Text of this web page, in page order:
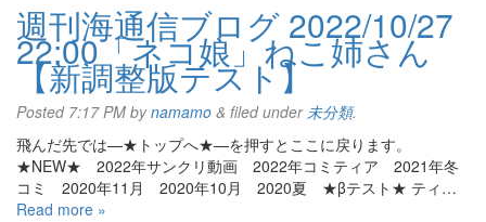
週刊海通信ブログ 2022/10/27
22:00「ネコ娘」ねこ姉さん
【新調整版テスト】
Posted 7:17 PM bynamamo & filed under未分類.
飛んだ先では—★トップへ★—を押すとここに戻ります。
★NEW★ 2022年サンクリ動画 2022年コミティア 2021年冬
コミ 2020年11月 2020年10月 2020夏 ★βテスト★ ティ…
Read more »